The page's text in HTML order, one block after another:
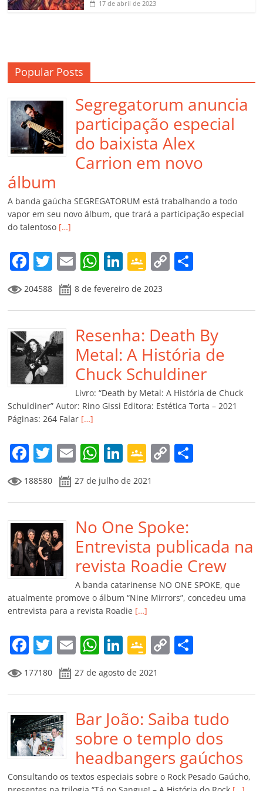
17 de abril de 2023
Popular Posts
Segregatorum anuncia
participação especial
do baixista Alex
Carrion em novo
álbum
A banda gaúcha SEGREGATORUM está trabalhando a todo
vapor em seu novo álbum, que trará a participação especial
do talentoso […]
F
a
c
e
b
o
o
k
T
w
itt
er
E
m
ai
l
W
at
s
A
p
p
Li
k
e
dI
n
G
o
o
gl
e
Cl
a
ss
ro
m
C
y
Li
n
k
p
ar
til
h
ar
204588 8 de fevereiro de 2023
Resenha: Death By
Metal: A História de
Chuck Schuldiner
Livro: “Death by Metal: A História de Chuck
Schuldiner” Autor: Rino Gissi Editora: Estética Torta – 2021
Páginas: 264 Falar […]
F
a
c
e
b
o
o
k
T
w
itt
er
E
m
ai
l
W
h
at
s
A
p
p
Li
n
k
e
dI
n
G
o
o
gl
e
Cl
a
ss
ro
o
m
C
y
Li
n
k
p
til
h
ar
188580 27 de julho de 2021
No One Spoke:
Entrevista publicada na
revista Roadie Crew
A banda catarinense NO ONE SPOKE, que
atualmente promove o álbum “Nine Mirrors”, concedeu uma
entrevista para a revista Roadie […]
F
a
c
e
b
o
o
k
T
w
itt
er
E
m
ai
l
W
at
s
A
p
p
Li
n
k
e
dI
n
G
o
o
gl
e
Cl
a
ss
C
y
Li
n
k
p
ar
til
h
ar
177180 27 de agosto de 2021
Bar João: Saiba tudo
sobre o templo dos
headbangers gaúchos
Consultando os textos especiais sobre o Rock Pesado Gaúcho,